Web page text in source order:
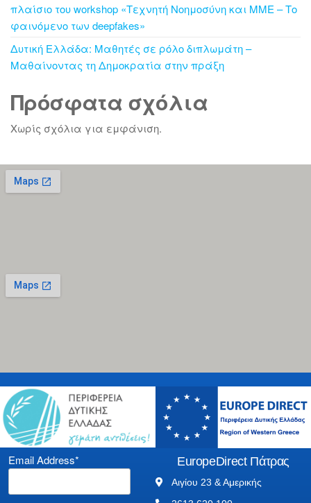
πλαίσιο του workshop «Τεχνητή Νοημοσύνη και ΜΜΕ – Το
φαινόμενο των deepfakes»
Δυτική Ελλάδα: Μαθητές σε ρόλο διπλωμάτη –
Μαθαίνοντας τη Δημοκρατία στην πράξη
Πρόσφατα σχόλια
Χωρίς σχόλια για εμφάνιση.
Email Address* EuropeDirect Πάτρας
Αιγίου 23 & Αμερικής